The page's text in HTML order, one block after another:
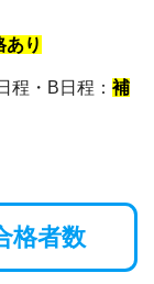
あり
程・B日程： 補
格者数